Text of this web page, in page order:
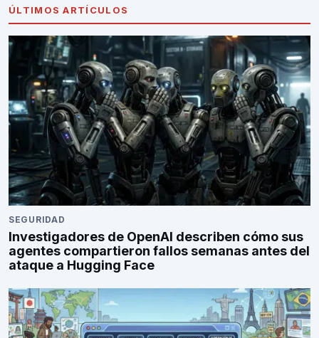
ÚLTIMOS ARTÍCULOS
SEGURIDAD
Investigadores de OpenAI describen cómo sus
agentes compartieron fallos semanas antes del
ataque a Hugging Face